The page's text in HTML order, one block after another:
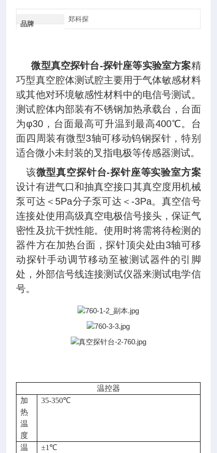
品牌
郑科探
微型真空探针台-探针座等实验室方案精
巧型真空腔体测试腔主要用于气体敏感材料
或其他对环境敏感性材料中的电信号测试。
测试腔体内部装有不锈钢加热承载台，台面
为φ30，台面最高可升温到最高400℃。台
面四周装有微型3轴可移动钨钢探针，特别
适合微小未封装的叉指电极等传感器测试。
该微型真空探针台-探针座等实验室方案
设计有进气口和抽真空接口其真空度用机械
泵可达＜5Pa分子泵可达＜-3Pa。真空信号
连接处使用高级真空电极信号接头，保证气
密性及抗干扰性能。使用时将需将待检测的
器件方在加热台面，探针顶尖处由3轴可移
动探针手动调节移动至被测试器件的引脚
处，外部信号线连接测试仪器来测试电学信
号。
温控器
加
热
温
度
35-350℃
温
±1℃